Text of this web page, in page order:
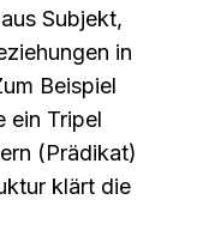
Subjekt,
in
Beispiel
ein Tripel
(Prädikat)
klärt die